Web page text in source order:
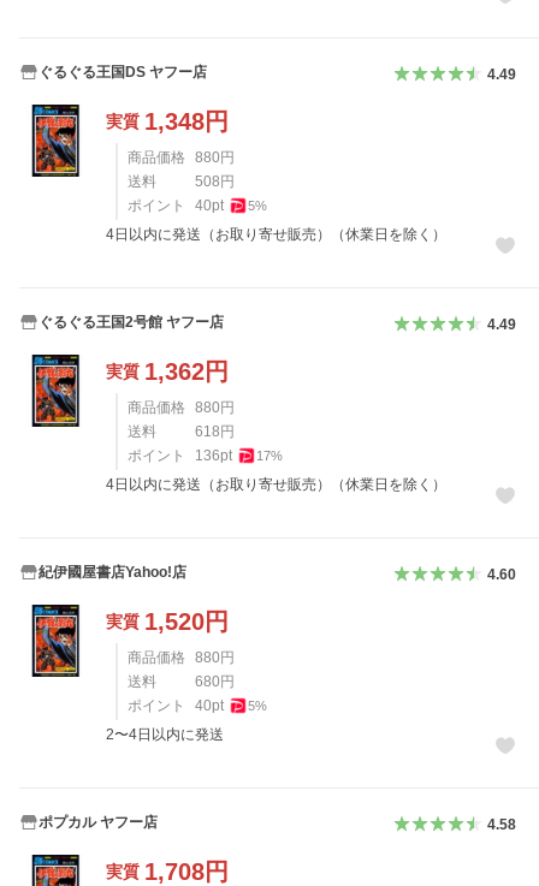
ぐるぐる王国DS ヤフー店 4.49
実質 1,348円
商品価格 880円
送料
508円
ポイント
40pt 5%
4日以内に発送（お取り寄せ販売）（休業日を除く）
ぐるぐる王国2号館 ヤフー店 4.49
実質 1,362円
商品価格 880円
送料
618円
ポイント
136pt 17%
4日以内に発送（お取り寄せ販売）（休業日を除く）
紀伊國屋書店Yahoo!店 4.60
実質 1,520円
商品価格 880円
送料
680円
ポイント
40pt 5%
2〜4日以内に発送
ポプカル ヤフー店 4.58
実質 1,708円